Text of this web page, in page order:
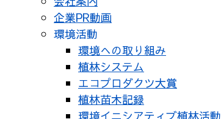
企業PR動画
環境活動
環境への取り組み
植林システム
エコプロダクツ大賞
植林苗木記録
環境イニシアティブ植林活動